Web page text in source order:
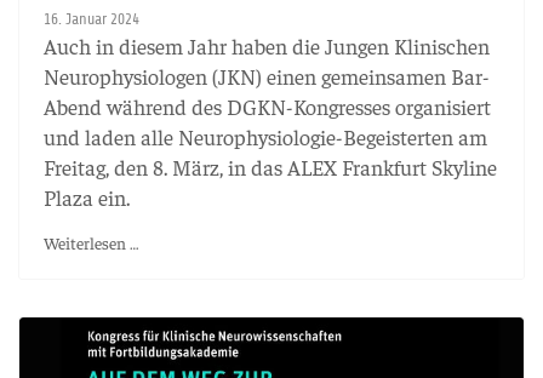
16. Januar 2024
Auch in diesem Jahr haben die Jungen Klinischen
Neurophysiologen (JKN) einen gemeinsamen Bar-
Abend während des DGKN-Kongresses organisiert
und laden alle Neurophysiologie-Begeisterten am
Freitag, den 8. März, in das ALEX Frankfurt Skyline
Plaza ein.
Weiterlesen …